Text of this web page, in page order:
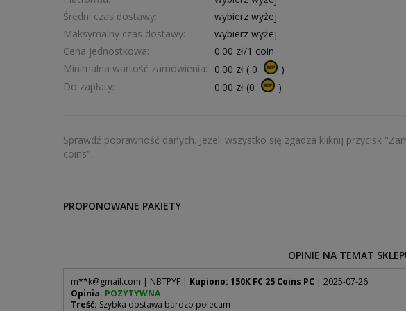
Średni czas dostawy:
wybierz wyżej
Maksymalny czas dostawy:
wybierz wyżej
Cena jednostkowa:
0.00 zł/1 coin
Minimalna wartość zamówienia:
0.00 zł ( 0
)
Do zapłaty:
0.00 zł (0 )
Sprawdź poprawność danych. Jeżeli wszystko się zgadza kliknij przycisk
coins".
PROPONOWANE PAKIETY
OPINIE NA TEMAT
m**k@gmail.com | NBTPYF | Kupiono: 150K FC 25 Coins PC | 2025-07-26
Opinia: POZYTYWNA
Treść: Szybka dostawa bardzo polecam